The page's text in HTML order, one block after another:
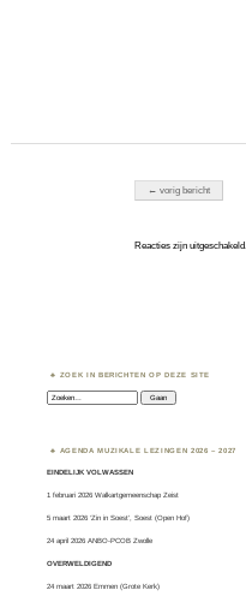
Berichten navigatie
← vorig bericht
Reacties zijn uitgeschakeld.
ZOEK IN BERICHTEN OP DEZE SITE
Zoeken:
AGENDA MUZIKALE LEZINGEN 2026 – 2027
EINDELIJK VOLWASSEN
1 februari 2026 Walkartgemeenschap Zeist
5 maart 2026 ‘Zin in Soest’, Soest (Open Hof)
24 april 2026 ANBO-PCOB Zwolle
OVERWELDIGEND
24 maart 2026 Emmen (Grote Kerk)